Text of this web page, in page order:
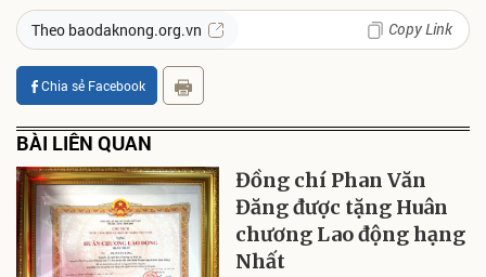
Theo baodaknong.org.vn Copy Link
Chia sẻ Facebook
BÀI LIÊN QUAN
Đồng chí Phan Văn
Đăng được tặng Huân
chương Lao động hạng
Nhất